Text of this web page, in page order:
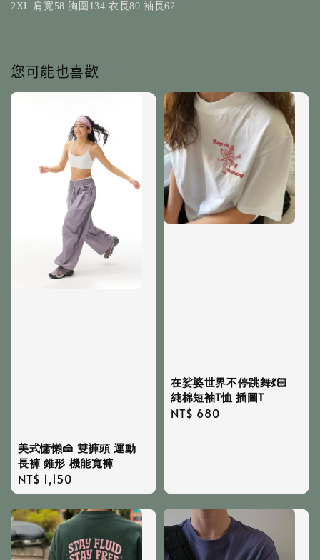
2XL 肩寬58 胸圍134 衣長80 袖長62
您可能也喜歡
美式慵懶🍰 雙褲頭 運動
長褲 錐形 機能寬褲
Regular
price
NT$ 1,150
在娑婆世界不停跳舞💃🏻
純棉短袖T恤 插圖T
Regular
NT$ 680